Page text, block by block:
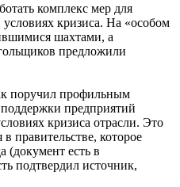
комплекс мер для
кризиса. На «особом
шахтами, а
предложили
поручил профильным
предприятий
кризиса отрасли. Это
в правительстве, которое
(документ есть в
подтвердил источник,